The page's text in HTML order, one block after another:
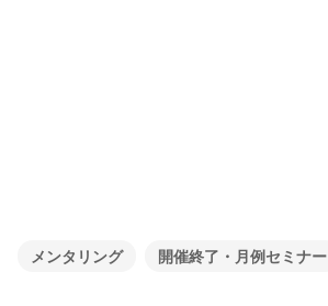
メンタリング 開催終了・月例セミナー